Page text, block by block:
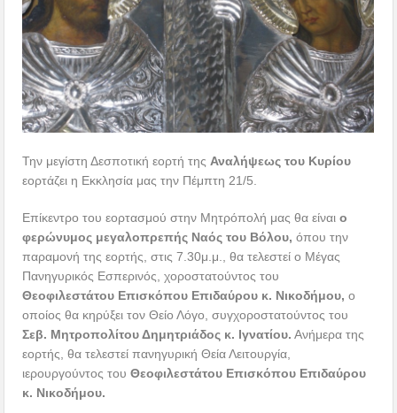
Την μεγίστη Δεσποτική εορτή της Αναλήψεως του Κυρίου
εορτάζει η Εκκλησία μας την Πέμπτη 21/5.
Επίκεντρο του εορτασμού στην Μητρόπολή μας θα είναιο
φερώνυμος μεγαλοπρεπής Ναός του Βόλου,όπου την
παραμονή της εορτής, στις 7.30μ.μ., θα τελεστεί ο Μέγας
Πανηγυρικός Εσπερινός, χοροστατούντος του
Θεοφιλεστάτου Επισκόπου Επιδαύρου κ. Νικοδήμου, ο
οποίος θα κηρύξει τον Θείο Λόγο, συγχοροστατούντος του
Σεβ. Μητροπολίτου Δημητριάδος κ. Ιγνατίου. Ανήμερα της
εορτής, θα τελεστεί πανηγυρική Θεία Λειτουργία,
ιερουργούντος τουΘεοφιλεστάτου Επισκόπου Επιδαύρου
κ. Νικοδήμου.